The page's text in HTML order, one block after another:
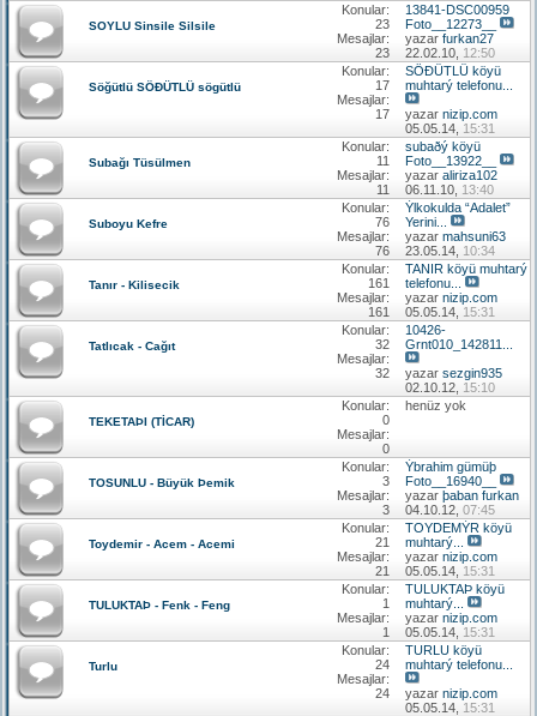
SOYLU Sinsile Silsile
Konular:
23
Mesajlar:
23
13841-DSC00959
Foto__12273__
yazar furkan27
22.02.10, 12:50
Söğütlü SÖÐÜTLÜ sögütlü
Konular:
17
Mesajlar:
17
SÖÐÜTLÜ köyü
muhtarý telefonu...
yazar nizip.com
05.05.14, 15:31
Subağı Tüsülmen
Konular:
11
Mesajlar:
11
subaðý köyü
Foto__13922__
yazar aliriza102
06.11.10, 13:40
Suboyu Kefre
Konular:
76
Mesajlar:
76
Ýlkokulda “Adalet”
Yerini...
yazar mahsuni63
23.05.14, 10:34
Tanır - Kilisecik
Konular:
161
Mesajlar:
161
TANIR köyü muhtarý
telefonu...
yazar nizip.com
05.05.14, 15:31
Tatlıcak - Cağıt
Konular:
32
Mesajlar:
32
10426-
Grnt010_142811...
yazar sezgin935
02.10.12, 15:10
TEKETAÞI (TİCAR)
Konular:
0
Mesajlar:
0
henüz yok
TOSUNLU - Büyük Þemik
Konular:
3
Mesajlar:
3
Ýbrahim gümüþ
Foto__16940__
yazar þaban furkan
04.10.12, 07:45
Toydemir - Acem - Acemi
Konular:
21
Mesajlar:
21
TOYDEMÝR köyü
muhtarý...
yazar nizip.com
05.05.14, 15:31
TULUKTAÞ - Fenk - Feng
Konular:
1
Mesajlar:
1
TULUKTAÞ köyü
muhtarý...
yazar nizip.com
05.05.14, 15:31
Turlu
Konular:
24
Mesajlar:
24
TURLU köyü
muhtarý telefonu...
yazar nizip.com
05.05.14, 15:31